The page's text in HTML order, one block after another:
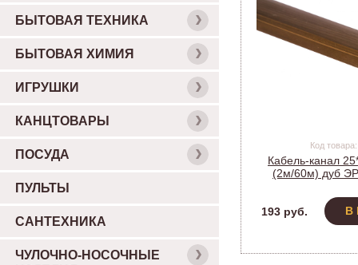
Код
Кабель-канал
(2м/60м) дуб
193 руб. В
БЫТОВАЯ ТЕХНИКА
БЫТОВАЯ ХИМИЯ
ИГРУШКИ
КАНЦТОВАРЫ
ПОСУДА
ПУЛЬТЫ
САНТЕХНИКА
ЧУЛОЧНО-НОСОЧНЫЕ